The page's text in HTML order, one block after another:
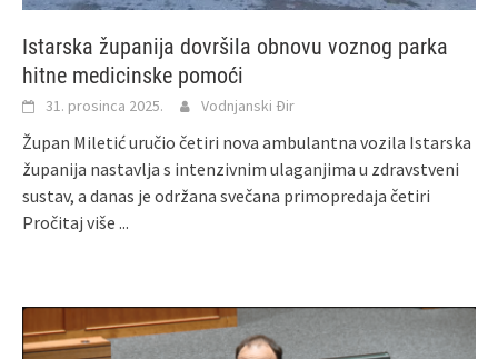
Istarska županija dovršila obnovu voznog parka
hitne medicinske pomoći
31. prosinca 2025. Vodnjanski Đir
Župan Miletić uručio četiri nova ambulantna vozila Istarska
županija nastavlja s intenzivnim ulaganjima u zdravstveni
sustav, a danas je održana svečana primopredaja četiri
Pročitaj više ...